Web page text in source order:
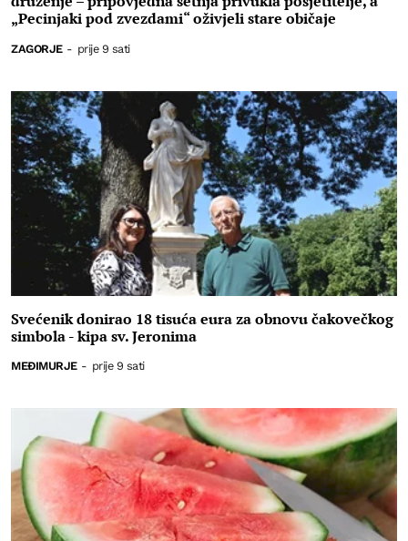
„Pecinjaki pod zvezdami“ oživjeli stare običaje
ZAGORJE - prije 9 sati
Svećenik donirao 18 tisuća eura za obnovu čakovečkog
simbola - kipa sv. Jeronima
MEĐIMURJE - prije 9 sati